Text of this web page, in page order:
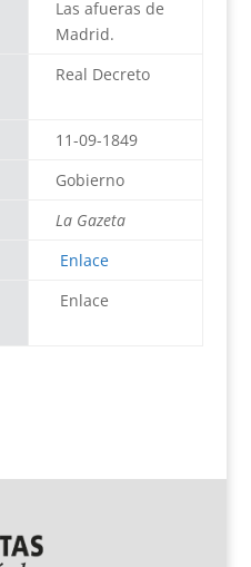
Las afueras de
Madrid.
Real Decreto
11-09-1849
Gobierno
La Gazeta
Enlace
Enlace